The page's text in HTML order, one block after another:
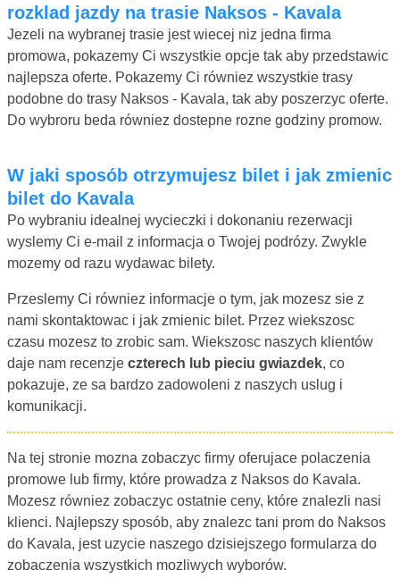
rozklad jazdy na trasie Naksos - Kavala
Jezeli na wybranej trasie jest wiecej niz jedna firma
promowa, pokazemy Ci wszystkie opcje tak aby przedstawic
najlepsza oferte. Pokazemy Ci równiez wszystkie trasy
podobne do trasy Naksos - Kavala, tak aby poszerzyc oferte.
Do wybroru beda równiez dostepne rozne godziny promow.
W jaki sposób otrzymujesz bilet i jak zmienic
bilet do Kavala
Po wybraniu idealnej wycieczki i dokonaniu rezerwacji
wyslemy Ci e-mail z informacja o Twojej podrózy. Zwykle
mozemy od razu wydawac bilety.
Przeslemy Ci równiez informacje o tym, jak mozesz sie z
nami skontaktowac i jak zmienic bilet. Przez wiekszosc
czasu mozesz to zrobic sam. Wiekszosc naszych klientów
daje nam recenzje czterech lub pieciu gwiazdek, co
pokazuje, ze sa bardzo zadowoleni z naszych uslug i
komunikacji.
Na tej stronie mozna zobaczyc firmy oferujace polaczenia
promowe lub firmy, które prowadza z Naksos do Kavala.
Mozesz równiez zobaczyc ostatnie ceny, które znalezli nasi
klienci. Najlepszy sposób, aby znalezc tani prom do Naksos
do Kavala, jest uzycie naszego dzisiejszego formularza do
zobaczenia wszystkich mozliwych wyborów.